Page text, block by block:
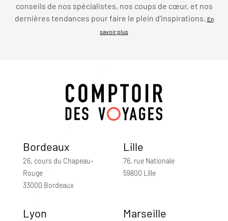
conseils de nos spécialistes, nos coups de cœur, et nos
dernières tendances pour faire le plein d’inspirations.
En
savoir plus
Bordeaux
26, cours du Chapeau-
Rouge
33000 Bordeaux
Lille
76, rue Nationale
59800 Lille
Lyon Marseille